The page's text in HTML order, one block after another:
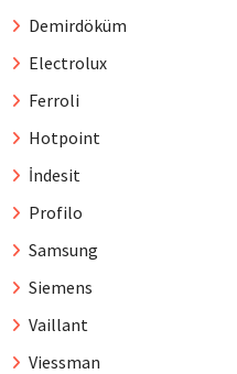
Demirdöküm
Electrolux
Ferroli
Hotpoint
İndesit
Profilo
Samsung
Siemens
Vaillant
Viessman